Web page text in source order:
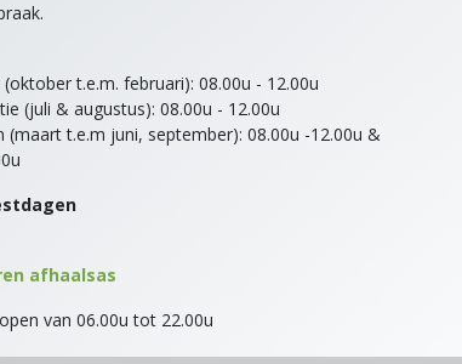
t.e.m. februari): 08.00u - 12.00u
(juli & augustus): 08.00u - 12.00u
(maart t.e.m juni, september): 08.00u -12.00u &
afhaalsas
open van 06.00u tot 22.00u